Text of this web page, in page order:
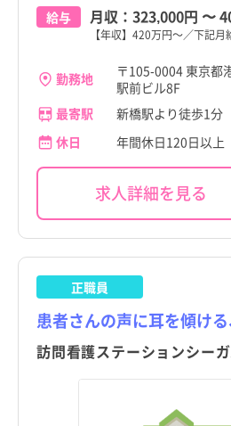
給与 月収： 323,000円 〜
【年収】420万円～／下記月
勤務地
〒105-0004 東京都
駅前ビル8F
最寄駅
新橋駅より徒歩1分
休日
年間休日120日以上
求人詳細を見る
正職員
患者さんの声に耳を傾け
訪問看護ステーションシー